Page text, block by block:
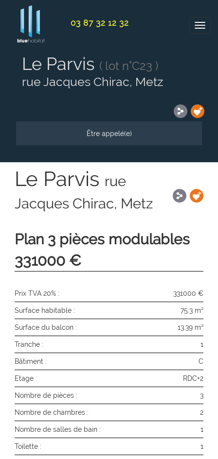
03 87 32 12 32
Le Parvis ( lot n°C23 )
rue Jacques Chirac, Metz
Être appelé(e)
Le Parvis rue
Jacques Chirac, Metz
Plan 3 pièces modulables
331000 €
Prix TVA 20% : 331000 €
Surface habitable : 75.3 m²
Surface du balcon : 13.39 m²
Tranche : 1
Bâtiment : C
Etage : RDC+2
Nombre de pièces : 3
Nombre de chambres : 2
Nombre de salles de bain : 1
Toilette : 1
Panneau de gestion des cookies